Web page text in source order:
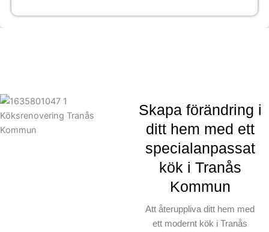
Skapa förändring i
ditt hem med ett
specialanpassat
kök i Tranås
Kommun
Att återuppliva ditt hem med
ett modernt kök i Tranås